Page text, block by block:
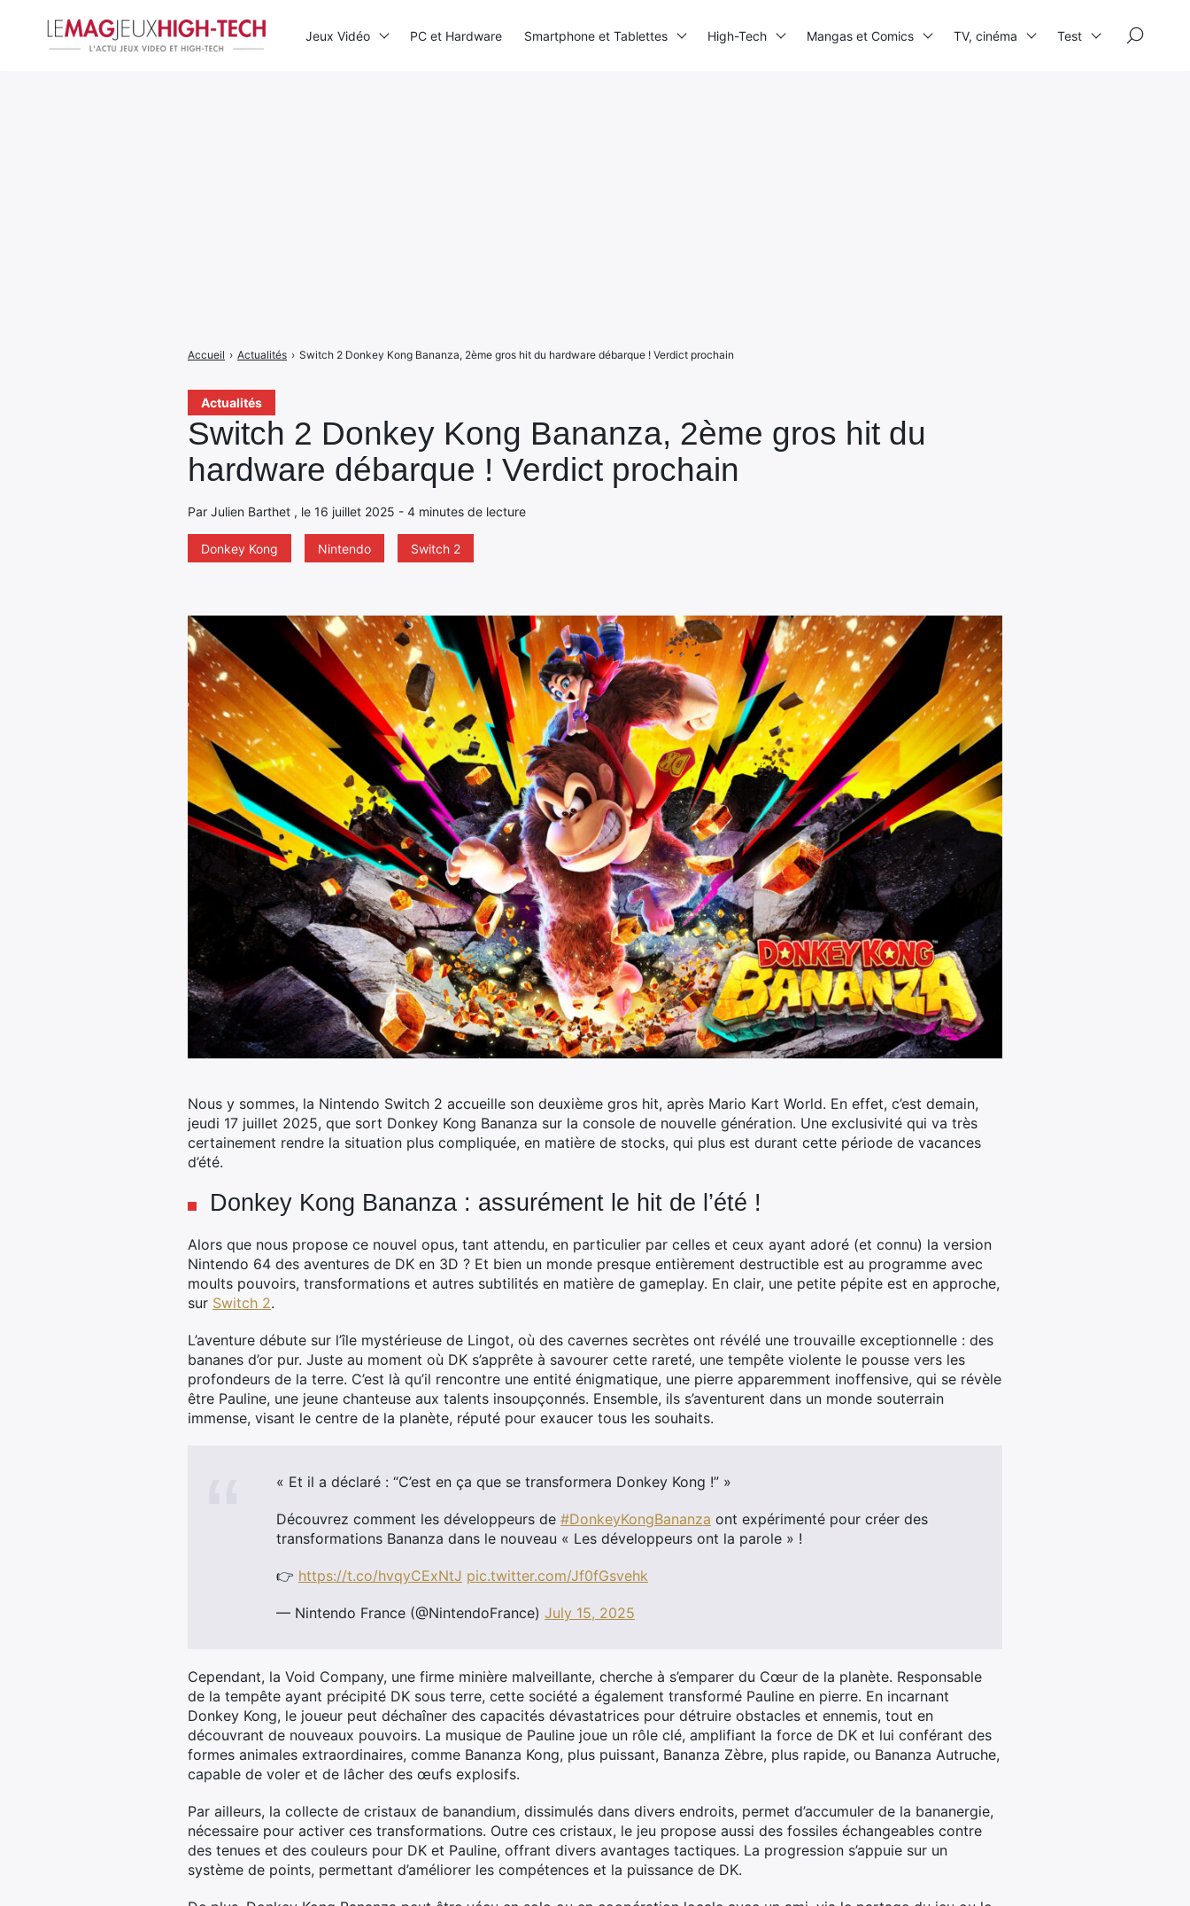
Actualités
Switch 2 Donkey Kong Bananza, 2ème gros hit du
hardware débarque ! Verdict prochain
Par Julien Barthet , le 16 juillet 2025 - 4 minutes de lecture
Donkey Kong Nintendo Switch 2
Accueil › Actualités › Switch 2 Donkey Kong Bananza, 2ème gros hit du hardware débarque ! Verdict prochain
Nous y sommes, la Nintendo Switch 2 accueille son deuxième gros hit, après Mario Kart World. En effet, c’est demain,
jeudi 17 juillet 2025, que sort Donkey Kong Bananza sur la console de nouvelle génération. Une exclusivité qui va très
certainement rendre la situation plus compliquée, en matière de stocks, qui plus est durant cette période de vacances
d’été.
Donkey Kong Bananza : assurément le hit de l’été !
Alors que nous propose ce nouvel opus, tant attendu, en particulier par celles et ceux ayant adoré (et connu) la version
Nintendo 64 des aventures de DK en 3D ? Et bien un monde presque entièrement destructible est au programme avec
moults pouvoirs, transformations et autres subtilités en matière de gameplay. En clair, une petite pépite est en approche,
sur Switch 2.
L’aventure débute sur l’île mystérieuse de Lingot, où des cavernes secrètes ont révélé une trouvaille exceptionnelle : des
bananes d’or pur. Juste au moment où DK s’apprête à savourer cette rareté, une tempête violente le pousse vers les
profondeurs de la terre. C’est là qu’il rencontre une entité énigmatique, une pierre apparemment inoffensive, qui se révèle
être Pauline, une jeune chanteuse aux talents insoupçonnés. Ensemble, ils s’aventurent dans un monde souterrain
immense, visant le centre de la planète, réputé pour exaucer tous les souhaits.
« Et il a déclaré : “C’est en ça que se transformera Donkey Kong !” »
Découvrez comment les développeurs de #DonkeyKongBananza ont expérimenté pour créer des
transformations Bananza dans le nouveau « Les développeurs ont la parole » !
👉 https://t.co/hvqyCExNtJ pic.twitter.com/Jf0fGsvehk
— Nintendo France (@NintendoFrance) July 15, 2025
Cependant, la Void Company, une firme minière malveillante, cherche à s’emparer du Cœur de la planète. Responsable
de la tempête ayant précipité DK sous terre, cette société a également transformé Pauline en pierre. En incarnant
Donkey Kong, le joueur peut déchaîner des capacités dévastatrices pour détruire obstacles et ennemis, tout en
découvrant de nouveaux pouvoirs. La musique de Pauline joue un rôle clé, amplifiant la force de DK et lui conférant des
formes animales extraordinaires, comme Bananza Kong, plus puissant, Bananza Zèbre, plus rapide, ou Bananza Autruche,
capable de voler et de lâcher des œufs explosifs.
Par ailleurs, la collecte de cristaux de banandium, dissimulés dans divers endroits, permet d’accumuler de la bananergie,
nécessaire pour activer ces transformations. Outre ces cristaux, le jeu propose aussi des fossiles échangeables contre
des tenues et des couleurs pour DK et Pauline, offrant divers avantages tactiques. La progression s’appuie sur un
système de points, permettant d’améliorer les compétences et la puissance de DK.
Jeux Vidéo PC et Hardware Smartphone et Tablettes High-Tech Mangas et Comics TV, cinéma Test